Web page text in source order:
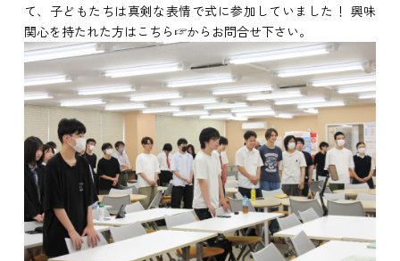
て、子どもたちは真剣な表情で式に参加していました！ 興味
関心を持たれた方はこちら☞からお問合せ下さい。